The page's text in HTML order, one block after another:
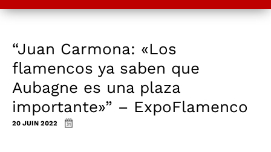
“Juan Carmona: «Los
flamencos ya saben que
Aubagne es una plaza
importante»” – ExpoFlamenco
20 JUIN 2022